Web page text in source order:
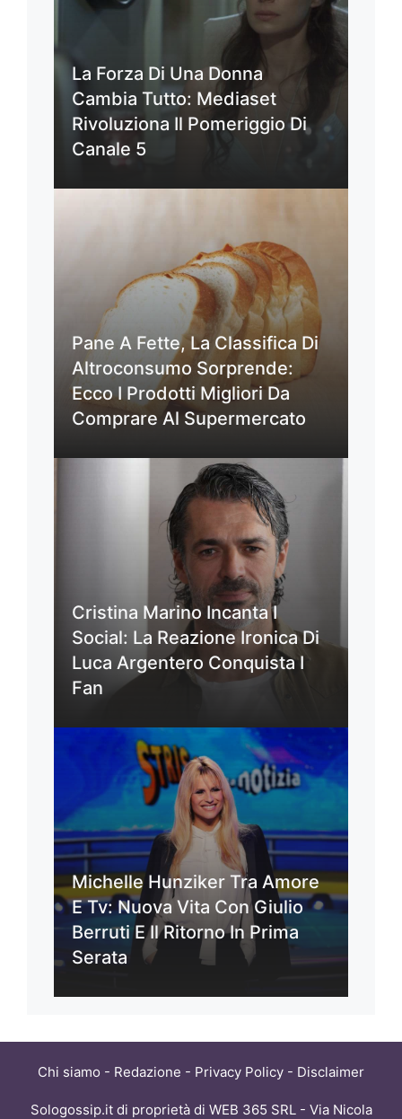
La Forza Di Una Donna
Cambia Tutto: Mediaset
Rivoluziona Il Pomeriggio Di
Canale 5
Pane A Fette, La Classifica Di
Altroconsumo Sorprende:
Ecco I Prodotti Migliori Da
Comprare Al Supermercato
Cristina Marino Incanta I
Social: La Reazione Ironica Di
Luca Argentero Conquista I
Fan
Michelle Hunziker Tra Amore
E Tv: Nuova Vita Con Giulio
Berruti E Il Ritorno In Prima
Serata
Chi siamo - Redazione - Privacy Policy - Disclaimer
Sologossip.it di proprietà di WEB 365 SRL - Via Nicola